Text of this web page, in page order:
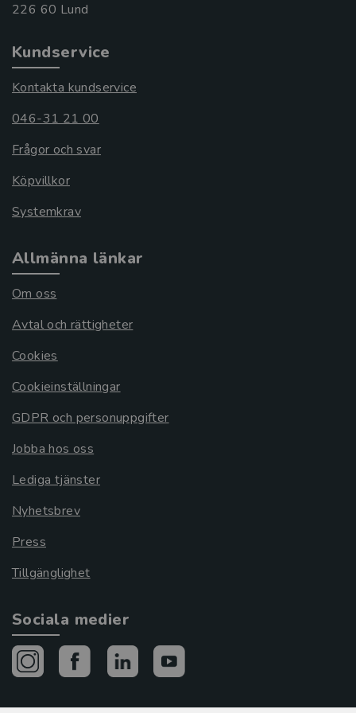
Kundservice
Kontakta kundservice
046-31 21 00
Frågor och svar
Köpvillkor
Systemkrav
Allmänna länkar
Om oss
Avtal och rättigheter
Cookies
Cookieinställningar
GDPR och personuppgifter
Jobba hos oss
Lediga tjänster
Nyhetsbrev
Press
Tillgänglighet
Sociala medier